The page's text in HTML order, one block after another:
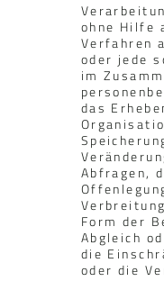
ohne Hilfe
Verfahren
oder jede
im
das
Abfragen,
Form der
Abgleich
die
oder die